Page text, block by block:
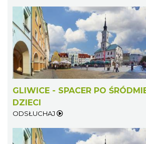
GLIWICE - SPACER PO
DZIECI
ODSŁUCHAJ